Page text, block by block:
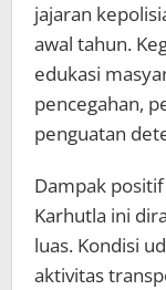
jajaran
awal tahun.
edukasi
pencegahan,
penguatan
Dampak
Karhutla ini
luas. Kondisi
aktivitas